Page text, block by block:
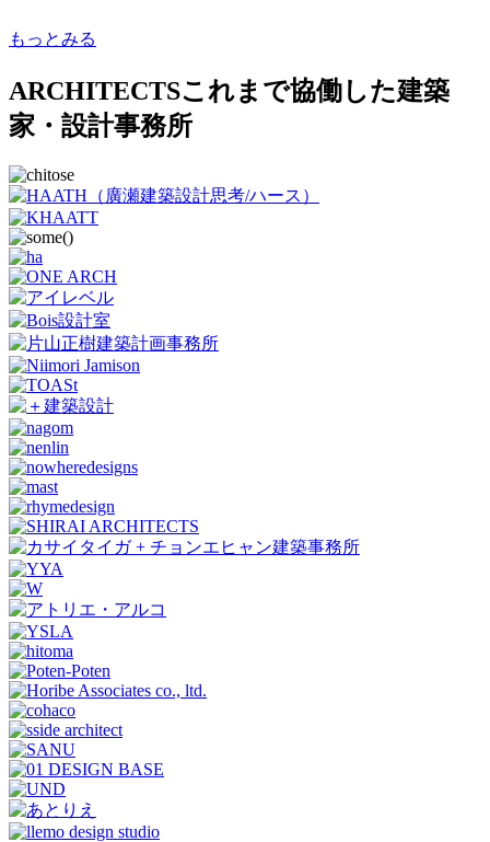
もっとみる
ARCHITECTSこれまで協働した建築
家・設計事務所